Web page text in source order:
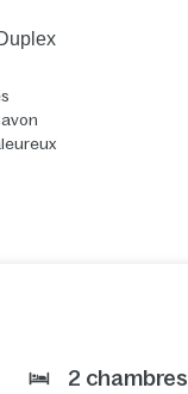
2 chambres